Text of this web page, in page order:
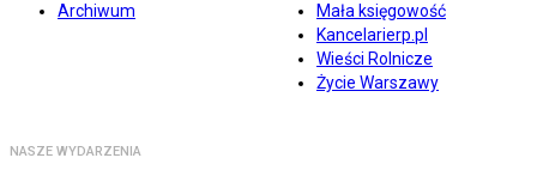
Archiwum
Mała księgowość
Kancelarierp.pl
Wieści Rolnicze
Życie Warszawy
NASZE WYDARZENIA